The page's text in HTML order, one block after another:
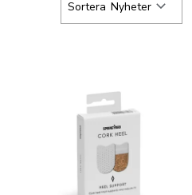
Sortera Nyheter